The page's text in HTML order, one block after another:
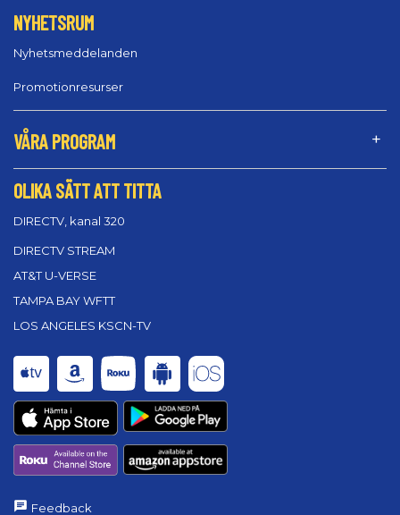
NYHETSRUM
Nyhetsmeddelanden
Promotionresurser
VÅRA PROGRAM
OLIKA SÄTT ATT TITTA
DIRECTV, kanal 320
DIRECTV STREAM
AT&T U-VERSE
TAMPA BAY WFTT
LOS ANGELES KSCN-TV
Feedback